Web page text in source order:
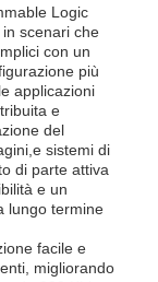
Logic
scenari che
con un
più
applicazioni
e
del
sistemi di
di parte attiva
e un
lungo termine
facile e
migliorando